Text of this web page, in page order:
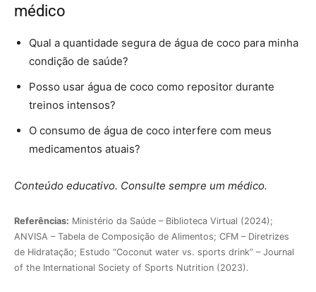
médico
Qual a quantidade segura de água de coco para minha
condição de saúde?
Posso usar água de coco como repositor durante
treinos intensos?
O consumo de água de coco interfere com meus
medicamentos atuais?
Conteúdo educativo. Consulte sempre um médico.
Referências: Ministério da Saúde – Biblioteca Virtual (2024);
ANVISA – Tabela de Composição de Alimentos; CFM – Diretrizes
de Hidratação; Estudo “Coconut water vs. sports drink” – Journal
of the International Society of Sports Nutrition (2023).